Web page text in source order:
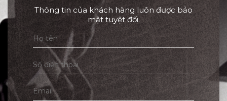
Thông tin của khách hàng luôn được bảo
mật tuyệt đối.